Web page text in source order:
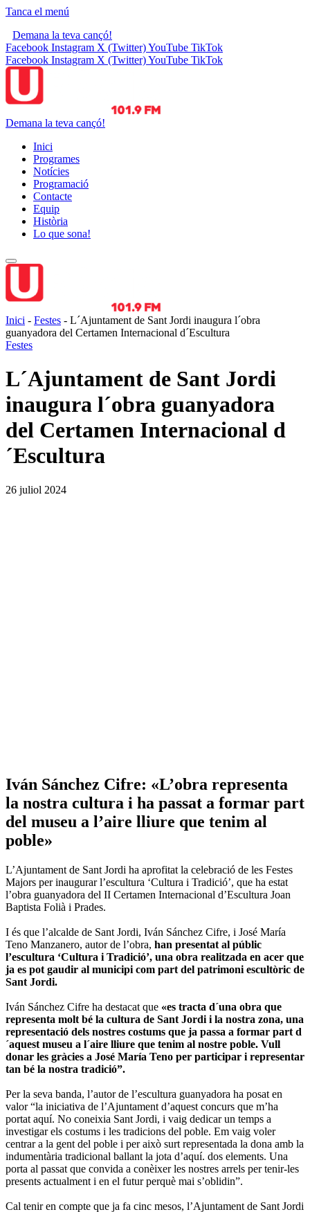
Tanca el menú
Demana la teva cançó!
Facebook Instagram X (Twitter)YouTube TikTok
Facebook Instagram X (Twitter)YouTube TikTok
Demana la teva cançó!
Inici
Programes
Notícies
Programació
Contacte
Equip
Història
Lo que sona!
Inici - Festes - L´Ajuntament de Sant Jordi inaugura l´obra
guanyadora del Certamen Internacional d´Escultura
Festes
L´Ajuntament de Sant Jordi
inaugura l´obra guanyadora
del Certamen Internacional d
´Escultura
26 juliol 2024
Iván Sánchez Cifre: «L’obra representa
la nostra cultura i ha passat a formar part
del museu a l’aire lliure que tenim al
poble»
L’Ajuntament de Sant Jordi ha aprofitat la celebració de les Festes
Majors per inaugurar l’escultura ‘Cultura i Tradició’, que ha estat
l’obra guanyadora del II Certamen Internacional d’Escultura Joan
Baptista Folià i Prades.
I és que l’alcalde de Sant Jordi, Iván Sánchez Cifre, i José María
Teno Manzanero, autor de l’obra, han presentat al públic
l’escultura ‘Cultura i Tradició’, una obra realitzada en acer que
ja es pot gaudir al municipi com part del patrimoni escultòric de
Sant Jordi.
Iván Sánchez Cifre ha destacat que «es tracta d´una obra que
representa molt bé la cultura de Sant Jordi i la nostra zona, una
representació dels nostres costums que ja passa a formar part d
´aquest museu a l´aire lliure que tenim al nostre poble. Vull
donar les gràcies a José María Teno per participar i representar
tan bé la nostra tradició”.
Per la seva banda, l’autor de l’escultura guanyadora ha posat en
valor “la iniciativa de l’Ajuntament d’aquest concurs que m’ha
portat aquí. No coneixia Sant Jordi, i vaig dedicar un temps a
investigar els costums i les tradicions del poble. Em vaig voler
centrar a la gent del poble i per això surt representada la dona amb la
indumentària tradicional ballant la jota d’aquí. dos elements. Una
porta al passat que convida a conèixer les nostres arrels per tenir-les
presents actualment i en el futur perquè mai s’oblidin”.
Cal tenir en compte que ja fa cinc mesos, l’Ajuntament de Sant Jordi